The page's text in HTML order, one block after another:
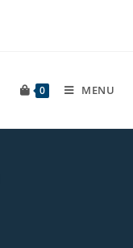
0 MENU